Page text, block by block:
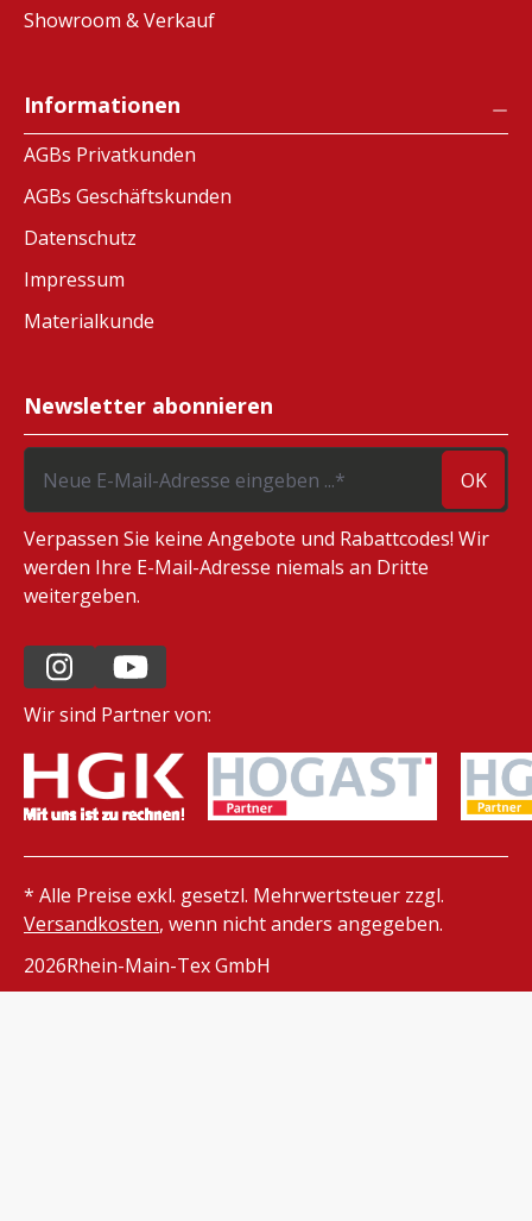
Showroom & Verkauf
Informationen
AGBs Privatkunden
AGBs Geschäftskunden
Datenschutz
Impressum
Materialkunde
Newsletter abonnieren
OK
Verpassen Sie keine Angebote und Rabattcodes! Wir
werden Ihre E-Mail-Adresse niemals an Dritte
weitergeben.
Wir sind Partner von:
* Alle Preise exkl. gesetzl. Mehrwertsteuer zzgl.
Versandkosten, wenn nicht anders angegeben.
2026Rhein-Main-Tex GmbH